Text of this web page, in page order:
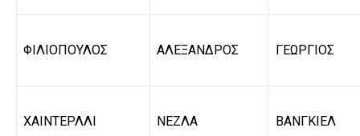
ΦΙΛΙΟΠΟΥΛΟΣ ΑΛΕΞΑΝΔΡΟΣ ΓΕΩΡΓΙΟΣ
ΧΑΙΝΤΕΡΛΛΙ ΝΕΖΛΑ ΒΑΝΓΚΙΕΛ